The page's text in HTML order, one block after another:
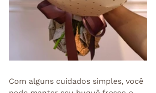
Com alguns cuidados simples, você